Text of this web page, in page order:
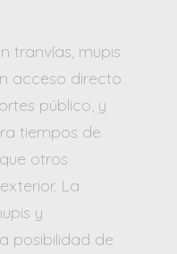
tranvías, mupis
acceso directo
público, y
tiempos de
otros
La
y
posibilidad de